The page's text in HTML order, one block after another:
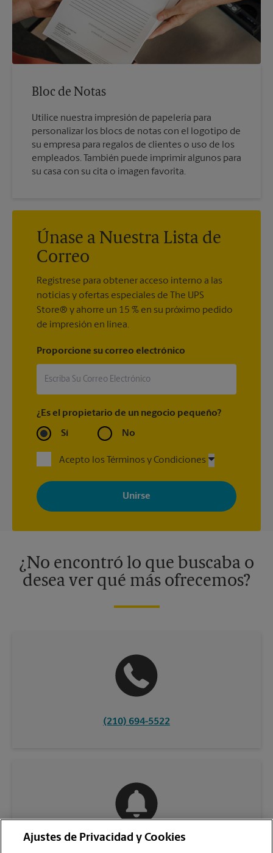
Bloc de Notas
Utilice nuestra impresión de papelería para
personalizar los blocs de notas con el logotipo de
su empresa para regalos de clientes o uso de los
empleados. También puede imprimir algunos para
su casa con su cita o imagen favorita.
Únase a Nuestra Lista de
Correo
Regístrese para obtener acceso interno a las
noticias y ofertas especiales de The UPS
Store® y ahorre un 15 % en su próximo pedido
de impresión en línea.
Proporcione su correo electrónico
¿Es el propietario de un negocio pequeño?
Sí No
Acepto los Términos y Condiciones
Al registrarse, acepta recibir correos electrónicos de The UPS
Store con noticias, ofertas especiales, promociones y mensajes
adaptados a sus intereses. Puede darse de baja en cualquier
momento. Para más información, consulte nuestra política de
¿No encontró lo que buscaba o
desea ver qué más ofrecemos?
(210) 694-5522
Ajustes de Privacidad y Cookies